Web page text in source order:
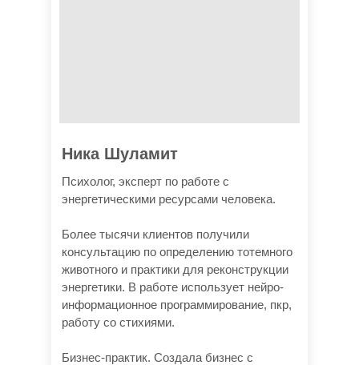
Ника Шуламит
Психолог, эксперт по работе с
энергетическими ресурсами человека.
Более тысячи клиентов получили
консультацию по определению тотемного
животного и практики для реконструкции
энергетики. В работе использует нейро-
информационное программирование, пкр,
работу со стихиями.
Бизнес-практик. Создала бизнес с